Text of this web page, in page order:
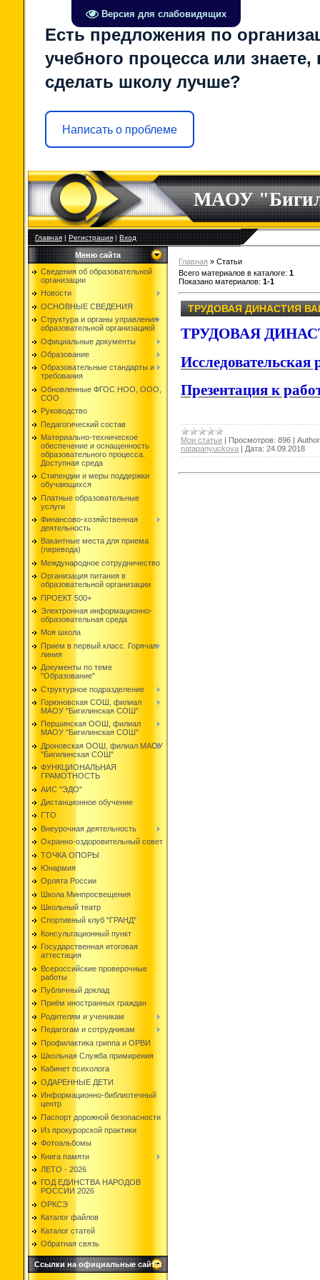
Версия для слабовидящих
Есть предложения по
учебного процесса или знаете,
сделать школу лучше?
Написать о проблеме
МАОУ
Главная|Регистрация|Вход
Меню сайта
Сведения об образовательной
организации
Новости
ОСНОВНЫЕ СВЕДЕНИЯ
Структура и органы управления
образовательной организацией
Официальные документы
Образование
Образовательные стандарты и
требования
Обновленные ФГОС НОО, ООО,
СОО
Руководство
Педагогический состав
Материально-техническое
обеспечение и оснащенность
образовательного процесса.
Доступная среда
Стипендии и меры поддержки
обучающихся
Платные образовательные
услуги
Финансово-хозяйственная
деятельность
Вакантные места для приема
(перевода)
Международное сотрудничество
Организация питания в
образовательной организации
ПРОЕКТ 500+
Электронная информационно-
образовательная среда
Моя школа
Прием в первый класс. Горячая
линия
Документы по теме
"Образование"
Структурное подразделение
Горюновская СОШ, филиал
МАОУ "Бигилинская СОШ"
Першинская ООШ, филиал
МАОУ "Бигилинская СОШ"
Дроновская ООШ, филиал МАОУ
"Бигилинская СОШ"
ФУНКЦИОНАЛЬНАЯ
ГРАМОТНОСТЬ
АИС "ЭДО"
Дистанционное обучение
ГТО
Внеурочная деятельность
Охранно-оздоровительный совет
ТОЧКА ОПОРЫ
Юнармия
Орлята России
Школа Минпросвещения
Школьный театр
Спортивный клуб "ГРАНД"
Консультационный пункт
Государственная итоговая
аттестация
Всероссийские проверочные
работы
Публичный доклад
Приём иностранных граждан
Родителям и ученикам
Педагогам и сотрудникам
Профилактика гриппа и ОРВИ
Школьная Служба примирения
Кабинет психолога
ОДАРЕННЫЕ ДЕТИ
Информационно-библиотечный
центр
Паспорт дорожной безопасности
Из прокурорской практики
Фотоальбомы
Книга памяти
ЛЕТО - 2026
ГОД ЕДИНСТВА НАРОДОВ
РОССИИ 2026
ОРКСЭ
Каталог файлов
Каталог статей
Обратная связь
Ссылки на официальные сайты
Главная » Статьи
Всего материалов в каталоге: 1
Показано материалов: 1-1
ТРУДОВАЯ ДИНАСТИЯ
ТРУДОВАЯ
Исследовательская
Презентация к
Мои статьи | Просмотров: 896 |
natapanyuckova | Дата: 24.09.2018